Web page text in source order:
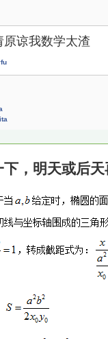
谅我数学太渣
，明天或后